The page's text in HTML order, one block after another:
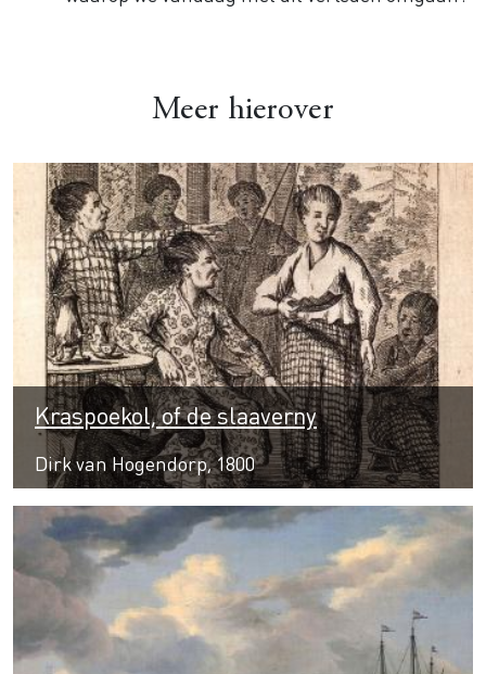
Meer hierover
Kraspoekol, of de slaaverny
Dirk van Hogendorp, 1800